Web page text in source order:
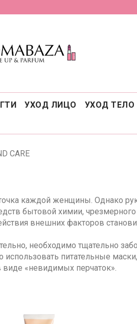
УХОД ЛИЦО УХОД ТЕЛО
CARE
каждой женщины. Однако
бытовой химии,
внешних факторов
необходимо тщательно
использовать питательные
«невидимых перчаток».